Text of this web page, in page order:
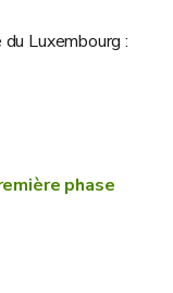
Luxembourg :
phase